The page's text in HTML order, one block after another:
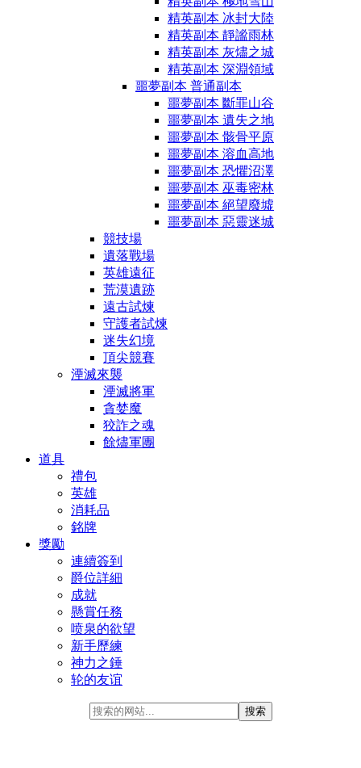
精英副本 冰封大陸
精英副本 靜謐雨林
精英副本 灰燼之城
精英副本 深淵領域
噩夢副本 普通副本
噩夢副本 斷罪山谷
噩夢副本 遺失之地
噩夢副本 骸骨平原
噩夢副本 溶血高地
噩夢副本 恐懼沼澤
噩夢副本 巫毒密林
噩夢副本 絕望廢墟
噩夢副本 惡靈迷城
競技場
遺落戰場
英雄遠征
荒漠遺跡
遠古試煉
守護者試煉
迷失幻境
頂尖競賽
湮滅來襲
湮滅將軍
貪婪魔
狡詐之魂
餘燼軍團
道具
禮包
英雄
消耗品
銘牌
獎勵
連續簽到
爵位詳細
成就
懸賞任務
喷泉的欲望
新手歷練
神力之錘
轮的友谊